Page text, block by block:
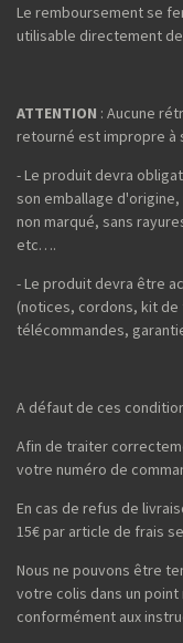
Le remboursement se
utilisable directement
ATTENTION : Aucune
retourné est impropre à
- Le produit devra
son emballage
non marqué, sans
etc….
- Le produit devra être
(notices, cordons, kit
télécommandes,
A défaut de ces
Afin de traiter
votre numéro de
En cas de refus de
15€ par article de frais
Nous ne pouvons être
votre colis dans un
conformément aux